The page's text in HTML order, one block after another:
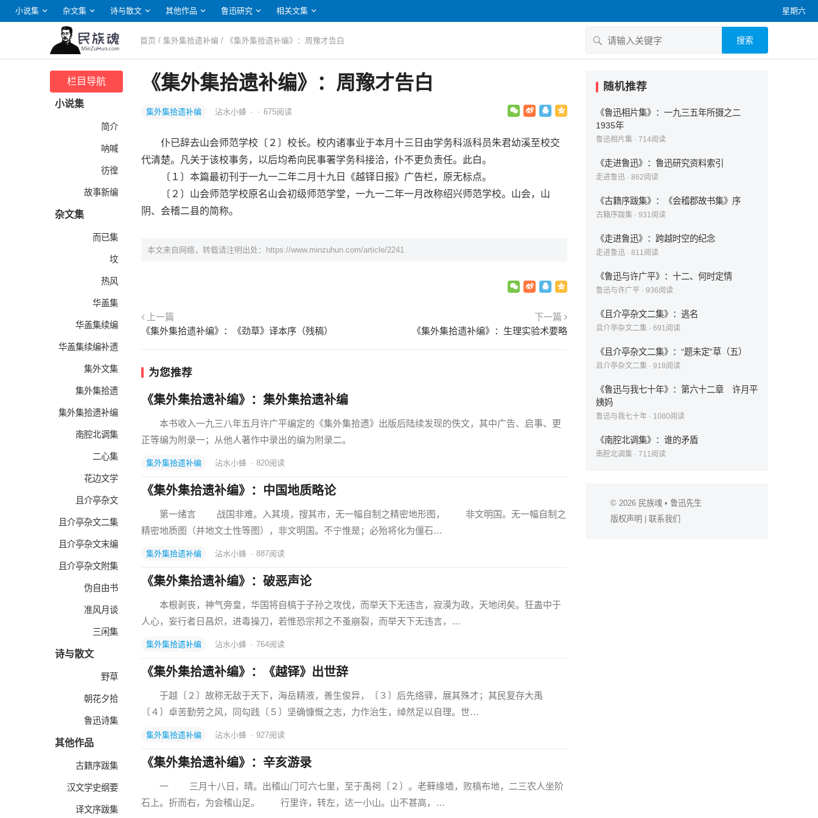
小说集 杂文集 诗与散文 其他作品 鲁迅研究 相关文集 星期六
首页 /集外集拾遗补编 / 《集外集拾遗补编》：周豫才告白 搜索
栏目导航
小说集
简介
呐喊
彷徨
故事新编
杂文集
而已集
坟
热风
华盖集
华盖集续编
华盖集续编补遗
集外文集
集外集拾遗
集外集拾遗补编
南腔北调集
二心集
花边文学
且介亭杂文
且介亭杂文二集
且介亭杂文末编
且介亭杂文附集
伪自由书
准风月谈
三闲集
诗与散文
野草
朝花夕拾
鲁迅诗集
其他作品
古籍序跋集
汉文学史纲要
译文序跋集
《集外集拾遗补编》：周豫才告白
集外集拾遗补编 沾水小蜂 · · 675阅读
仆已辞去山会师范学校〔２〕校长。校内诸事业于本月十三日由学务科派科员朱君幼溪至校交
代清楚。凡关于该校事务，以后均希向民事署学务科接洽，仆不更负责任。此白。
〔１〕本篇最初刊于一九一二年二月十九日《越铎日报》广告栏，原无标点。
〔２〕山会师范学校原名山会初级师范学堂，一九一二年一月改称绍兴师范学校。山会，山
阴、会稽二县的简称。
本文来自网络，转载请注明出处： https://www.minzuhun.com/article/2241
上一篇
《集外集拾遗补编》：《劲草》译本序（残稿）
下一篇
《集外集拾遗补编》：生理实验术要略
为您推荐
《集外集拾遗补编》：集外集拾遗补编
本书收入一九三八年五月许广平编定的《集外集拾遗》出版后陆续发现的佚文，其中广告、启事、更
正等编为附录一；从他人著作中录出的编为附录二。
集外集拾遗补编 沾水小蜂 · 820阅读
《集外集拾遗补编》：中国地质略论
第一绪言 战国非难。入其境，搜其市，无一幅自制之精密地形图， 非文明国。无一幅自制之
精密地质图（并地文土性等图），非文明国。不宁惟是；必殆将化为僵石…
集外集拾遗补编 沾水小蜂 · 887阅读
《集外集拾遗补编》：破恶声论
本根剥丧，神气旁皇，华国将自槁于子孙之攻伐，而举天下无违言，寂漠为政，天地闭矣。狂蛊中于
人心，妄行者日昌炽，进毒操刀，若惟恐宗邦之不蚤崩裂，而举天下无违言，…
集外集拾遗补编 沾水小蜂 · 764阅读
《集外集拾遗补编》：《越铎》出世辞
于越〔２〕故称无敌于天下，海岳精液，善生俊异，〔３〕后先络驿，展其殊才；其民复存大禹
〔４〕卓苦勤劳之风，同勾践〔５〕坚确慷慨之志，力作治生，绰然足以自理。世…
集外集拾遗补编 沾水小蜂 · 927阅读
《集外集拾遗补编》：辛亥游录
一 三月十八日，晴。出稽山门可六七里，至于禹祠〔２〕。老藓缘墙，败槁布地，二三农人坐阶
石上。折而右，为会稽山足。 行里许，转左，达一小山。山不甚高，…
随机推荐
《鲁迅相片集》：一九三五年所摄之二
1935年
鲁迅相片集 · 714阅读
《走进鲁迅》：鲁迅研究资料索引
走进鲁迅 · 862阅读
《古籍序跋集》：《会稽郡故书集》序
古籍序跋集 · 931阅读
《走进鲁迅》：跨越时空的纪念
走进鲁迅 · 811阅读
《鲁迅与许广平》：十二、何时定情
鲁迅与许广平 · 936阅读
《且介亭杂文二集》：逃名
且介亭杂文二集 · 691阅读
《且介亭杂文二集》：“题未定”草（五）
且介亭杂文二集 · 918阅读
《鲁迅与我七十年》：第六十二章 许月平
姨妈
鲁迅与我七十年 · 1080阅读
《南腔北调集》：谁的矛盾
南腔北调集 · 711阅读
© 2026 民族魂 • 鲁迅先生
版权声明
联系我们